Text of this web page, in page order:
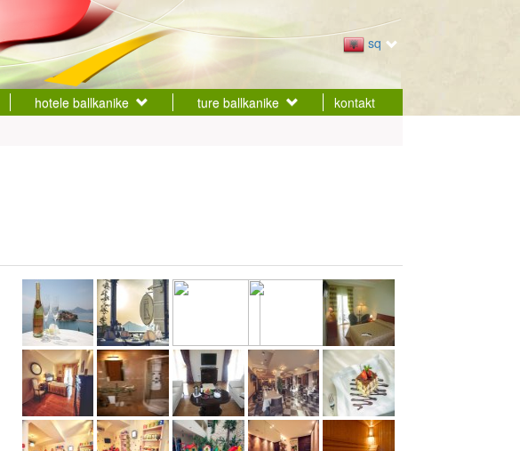
sq
hotele ballkanike ture ballkanike
kontakt